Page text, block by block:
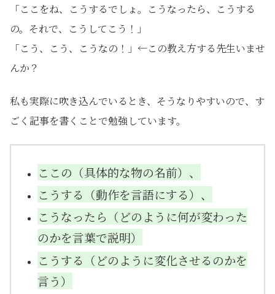
「ここをね、こうするでしょ。こうなったら、こうする
の。それで、こうしてこう！」
「こう、こう、こうなの！」←この教え方する先生いませ
んか？
私も実際に吹き込んでいるとき、そうなりやすいので、す
ごく記事を書くことで勉強しています。
ここの（具体的な物の名前）、
こうする（動作を言語にする）、
こうなったら（どのように何が変わった
のかを言葉で説明）
こうする（どのように変化させるのかを
言う）